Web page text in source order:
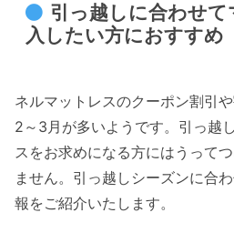
引っ越しに合わせ
入したい方におすすめ
ネルマットレスのクーポン割引
2～3月が多いようです。引っ越
スをお求めになる方にはうって
ません。引っ越しシーズンに合
報をご紹介いたします。